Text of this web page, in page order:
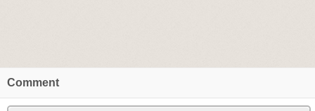
Comment